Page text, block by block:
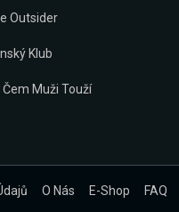
Outsider
Klub
Čem Muži Touží
O Nás E-Shop FAQ